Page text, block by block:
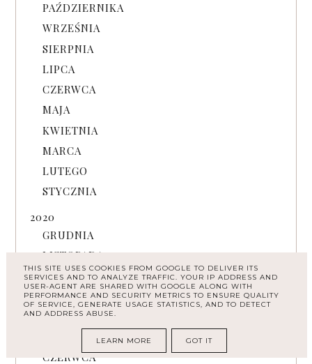
PAŹDZIERNIKA
WRZEŚNIA
SIERPNIA
LIPCA
CZERWCA
MAJA
KWIETNIA
MARCA
LUTEGO
STYCZNIA
2020
GRUDNIA
LISTOPADA
PAŹDZIERNIKA
WRZEŚNIA
SIERPNIA
CZERWCA
THIS SITE USES COOKIES FROM GOOGLE TO DELIVER ITS
SERVICES AND TO ANALYZE TRAFFIC. YOUR IP ADDRESS AND
USER-AGENT ARE SHARED WITH GOOGLE ALONG WITH
PERFORMANCE AND SECURITY METRICS TO ENSURE QUALITY
OF SERVICE, GENERATE USAGE STATISTICS, AND TO DETECT
AND ADDRESS ABUSE.
LEARN MORE GOT IT